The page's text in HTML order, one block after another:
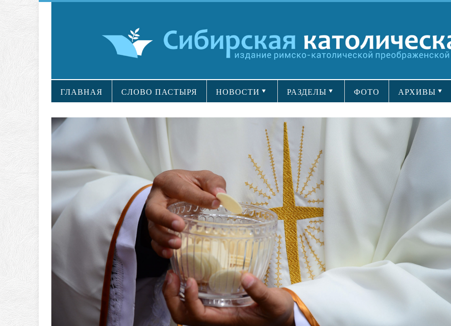
ГЛАВНАЯ СЛОВО ПАСТЫРЯ НОВОСТИ РАЗДЕЛЫ ФОТО АРХИВЫ